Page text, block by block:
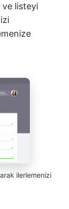
listeyi
ilerlemenizi